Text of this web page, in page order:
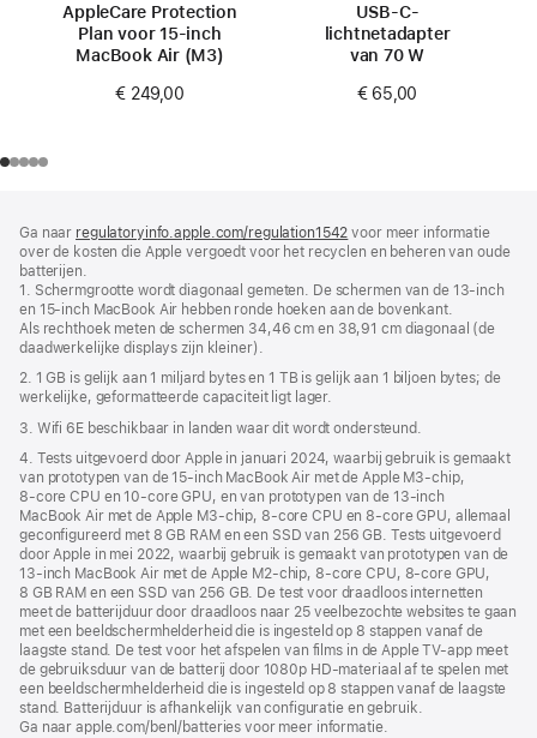
AppleCare Protection
Plan voor 15‑inch
MacBook Air (M3)
€ 249,00
USB‑C-
lichtnetadapter
van 70 W
€ 65,00
Ga naar regulatoryinfo.apple.com/regulation1542 (wordt
in
venster
geopend)
voor meer informatie
over de kosten die Apple vergoedt voor het recyclen en beheren van oude
batterijen.
1. Schermgrootte wordt diagonaal gemeten. De schermen van de 13‑inch
en 15‑inch MacBook Air hebben ronde hoeken aan de bovenkant.
Als rechthoek meten de schermen 34,46 cm en 38,91 cm diagonaal (de
daadwerkelijke displays zijn kleiner).
2. 1 GB is gelijk aan 1 miljard bytes en 1 TB is gelijk aan 1 biljoen bytes; de
werkelijke, geformatteerde capaciteit ligt lager.
3. Wifi 6E beschikbaar in landen waar dit wordt ondersteund.
4. Tests uitgevoerd door Apple in januari 2024, waarbij gebruik is gemaakt
van prototypen van de 15‑inch MacBook Air met de Apple M3‑chip,
8‑core CPU en 10‑core GPU, en van prototypen van de 13‑inch
MacBook Air met de Apple M3‑chip, 8‑core CPU en 8‑core GPU, allemaal
geconfigureerd met 8 GB RAM en een SSD van 256 GB. Tests uitgevoerd
door Apple in mei 2022, waarbij gebruik is gemaakt van prototypen van de
13‑inch MacBook Air met de Apple M2‑chip, 8‑core CPU, 8‑core GPU,
8 GB RAM en een SSD van 256 GB. De test voor draadloos internetten
meet de batterijduur door draadloos naar 25 veelbezochte websites te gaan
met een beeldscherm­helderheid die is ingesteld op 8 stappen vanaf de
laagste stand. De test voor het afspelen van films in de Apple TV-app meet
de gebruiksduur van de batterij door 1080p HD-materiaal af te spelen met
een beeldscherm­helderheid die is ingesteld op 8 stappen vanaf de laagste
stand. Batterijduur is afhankelijk van configuratie en gebruik.
Ga naar apple.com/benl/batteries voor meer informatie.